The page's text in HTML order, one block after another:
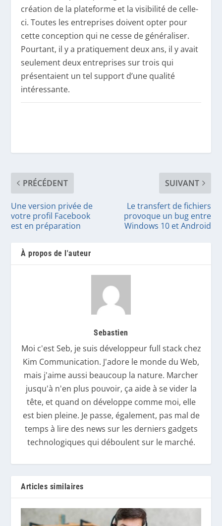
création de la plateforme et la visibilité de celle-
ci. Toutes les entreprises doivent opter pour
cette conception qui ne cesse de généraliser.
Pourtant, il y a pratiquement deux ans, il y avait
seulement deux entreprises sur trois qui
présentaient un tel support d’une qualité
intéressante.
PRÉCÉDENT
Une version privée de
votre profil Facebook
est en préparation
SUIVANT
Le transfert de fichiers
provoque un bug entre
Windows 10 et Android
À propos de l'auteur
Sebastien
Moi c'est Seb, je suis développeur full stack chez
Kim Communication. J'adore le monde du Web,
mais j'aime aussi beaucoup la nature. Marcher
jusqu'à n'en plus pouvoir, ça aide à se vider la
tête, et quand on développe comme moi, elle
est bien pleine. Je passe, également, pas mal de
temps à lire des news sur les derniers gadgets
technologiques qui déboulent sur le marché.
Articles similaires